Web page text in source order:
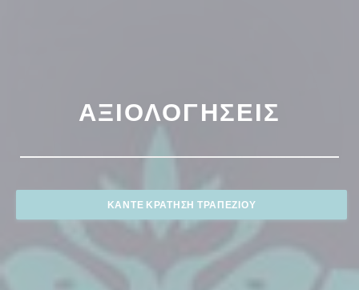
ΑΞΙΟΛΟΓΉΣΕΙΣ
ΚΆΝΤΕ ΚΡΆΤΗΣΗ ΤΡΑΠΕΖΙΟΎ